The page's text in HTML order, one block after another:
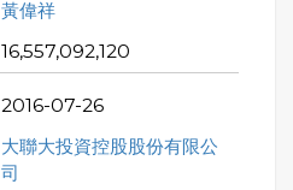
黃偉祥
16,557,092,120
2016-07-26
大聯大投資控股股份有限公
司